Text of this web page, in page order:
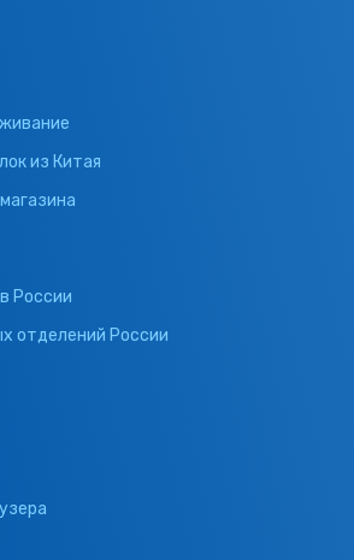
из Китая
России
отделений России